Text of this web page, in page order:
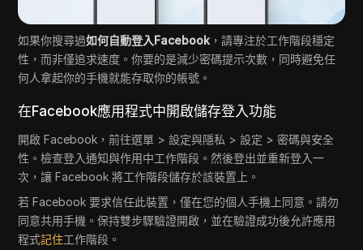
如果你搜尋過如何自動登入Facebook ，請專注於工作階段穩定
性，而非僅追求速度。你要的是減少密碼提示次數，同時避免任
何人拿起你的手機就能存取你的帳號。
在Facebook應用程式中開啟儲存登入功能
開啟 Facebook，前往選單 > 設定與隱私 > 設定 > 密碼與安全
性。檢查登入通知與作用中工作階段。然後登出並重新登入一
次，讓 Facebook 將工作階段儲存於該裝置上。
若 Facebook 要求信任此裝置，僅在您的個人手機上同意。請勿
同意共用手機。保持雙步驟驗證開啟，並在驗證成功後允許應用
程式記住工作階段。